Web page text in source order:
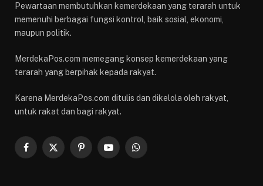
Pewartaan membutuhkan kemerdekaan yang terarah untuk
memenuhi berbagai fungsi kontrol, baik sosial, ekonomi,
maupun politik.
MerdekaPos.com memegang konsep kemerdekaan yang
terarah yang berpihak kepada rakyat.
Karena MerdekaPos.com ditulis dan dikelola oleh rakyat,
untuk rakat dan bagi rakyat.
Facebook
X
PinterestYouTubeWhatsApp